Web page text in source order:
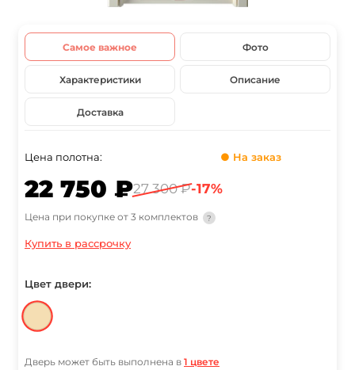
Самое важное Фото
Характеристики Описание
Доставка
Цена полотна: ● На заказ
22 750 ₽27 300 ₽-17%
Цена при покупке от 3 комплектов ?
Купить в рассрочку
Цвет двери:
Дверь может быть выполнена в 1 цвете